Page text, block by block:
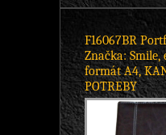
F16067BR
Značka:
formát A4,
POTREBY